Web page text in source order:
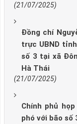
(21/07/2025)
Đồng chí
trực UBND
số 3 tại xã
Hà Thái
(21/07/2025)
Chính phủ
phó với bão số